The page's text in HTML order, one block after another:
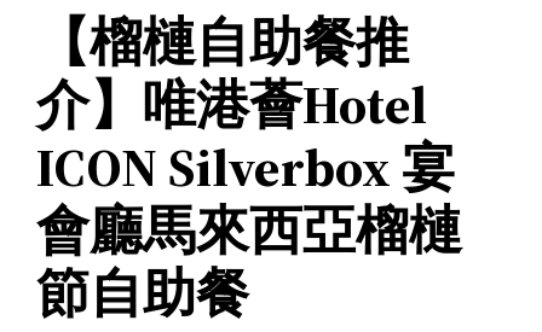
【榴槤自助餐推
介】唯港薈Hotel
ICON Silverbox 宴
會廳馬來西亞榴槤
節自助餐